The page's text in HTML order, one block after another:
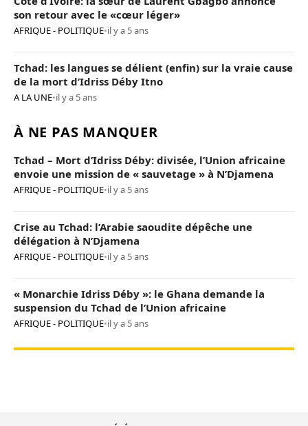
son retour avec le «cœur léger»
AFRIQUE - POLITIQUE•il y a 5 ans
Tchad: les langues se délient (enfin) sur la vraie cause
de la mort d’Idriss Déby Itno
A LA UNE•il y a 5 ans
À NE PAS MANQUER
Tchad – Mort d’Idriss Déby: divisée, l’Union africaine
envoie une mission de « sauvetage » à N’Djamena
AFRIQUE - POLITIQUE•il y a 5 ans
Crise au Tchad: l’Arabie saoudite dépêche une
délégation à N’Djamena
AFRIQUE - POLITIQUE•il y a 5 ans
« Monarchie Idriss Déby »: le Ghana demande la
suspension du Tchad de l’Union africaine
AFRIQUE - POLITIQUE•il y a 5 ans